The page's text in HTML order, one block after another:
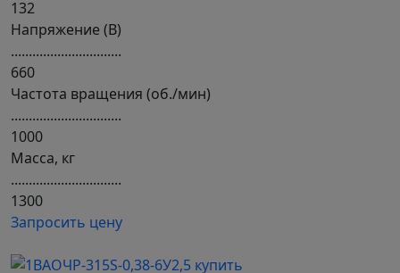
132
Напряжение (В)
...............................
660
Частота вращения (об./мин)
...............................
1000
Масса, кг
...............................
1300
Запросить цену